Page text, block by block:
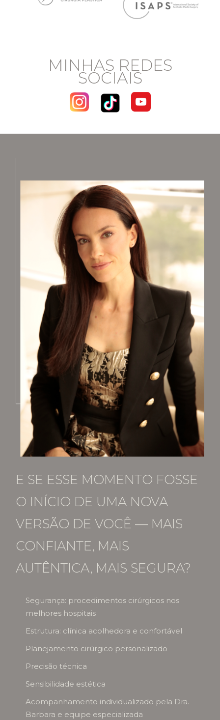
MINHAS REDES
SOCIAIS
E SE ESSE MOMENTO FOSSE
O INÍCIO DE UMA NOVA
VERSÃO DE VOCÊ — MAIS
CONFIANTE, MAIS
AUTÊNTICA, MAIS SEGURA?
Segurança: procedimentos cirúrgicos nos
melhores hospitais
Estrutura: clínica acolhedora e confortável
Planejamento cirúrgico personalizado
Precisão técnica
Sensibilidade estética
Acompanhamento individualizado pela Dra.
Barbara e equipe especializada